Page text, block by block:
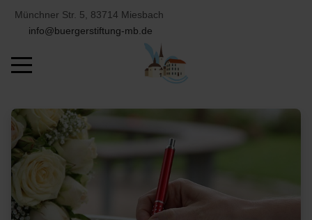
Münchner Str. 5, 83714 Miesbach
info@buergerstiftung-mb.de
Mobile Menu Toggle